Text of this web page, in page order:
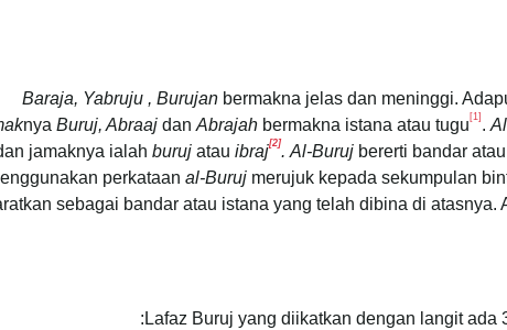
Baraja, Yabruju , Burujan bermakna jelas dan meninggi.
nya Buruj, Abraaj dan Abrajah bermakna istana atau tugu [1] .
jamaknya ialah buruj atau ibraj[2]. Al-Buruj bererti bandar
perkataan al-Buruj merujuk kepada sekumpulan
sebagai bandar atau istana yang telah dibina di atasnya.
Lafaz Buruj yang diikatkan dengan langit ada